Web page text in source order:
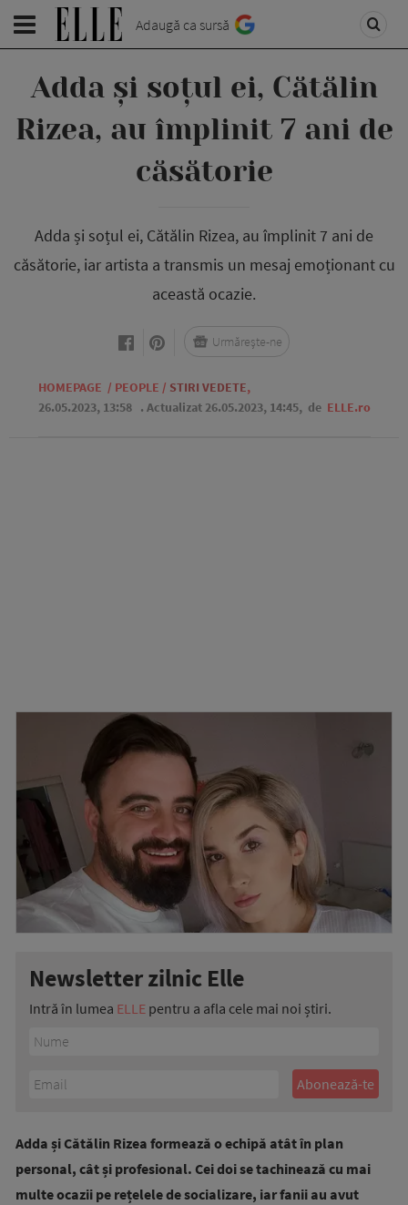
Adaugă ca sursă
Adda și soțul ei, Cătălin
Rizea, au împlinit 7 ani de
căsătorie
Adda și soțul ei, Cătălin Rizea, au împlinit 7 ani de
căsătorie, iar artista a transmis un mesaj emoționant cu
această ocazie.
HOMEPAGE / PEOPLE / STIRI VEDETE,
26.05.2023, 13:58 . Actualizat 26.05.2023, 14:45, de ELLE.ro
Urmărește-ne
Newsletter zilnic Elle
Intră în lumea ELLE pentru a afla cele mai noi știri.
Adda și Cătălin Rizea formează o echipă atât în plan
personal, cât și profesional. Cei doi se tachinează cu mai
multe ocazii pe rețelele de socializare, iar fanii au avut